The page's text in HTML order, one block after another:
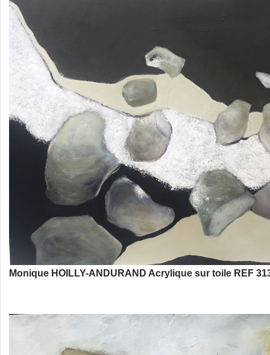
Monique HOILLY-ANDURAND Acrylique sur toile REF